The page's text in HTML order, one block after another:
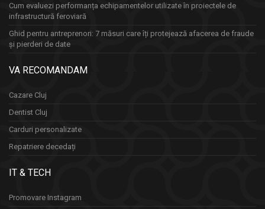
Cum evaluezi performanța echipamentelor utilizate în proiectele de
infrastructură feroviară
Ghid pentru antreprenori: 7 măsuri care îți protejează afacerea de fraude
și pierderi de date
VA RECOMANDAM
Cazare Cluj
Dentist Cluj
Carduri personalizate
Repatriere decedați
IT & TECH
Promovare Instagram